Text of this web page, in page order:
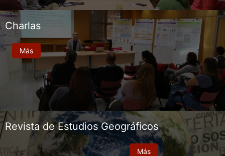
Charlas
Más
Revista de Estudios Geográficos
Más